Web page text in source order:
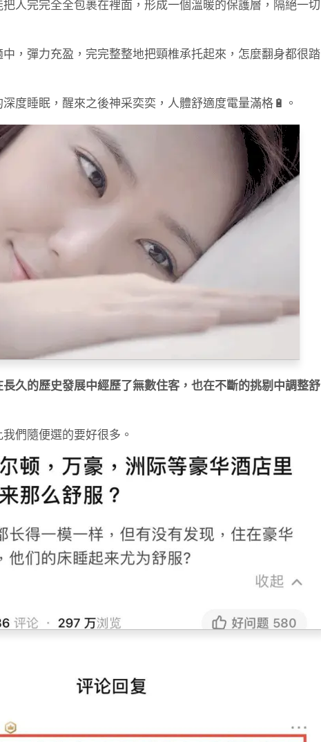
人完完全全包裹在裡面，形成一個溫暖的保護層，隔絕一切
，彈力充盈，完完整整地把頸椎承托起來，怎麼翻身都很踏
度睡眠，醒來之後神采奕奕，人體舒適度電量滿格🔋。
久的歷史發展中經歷了無數住客，也在不斷的挑剔中調整舒
們隨便選的要好很多。